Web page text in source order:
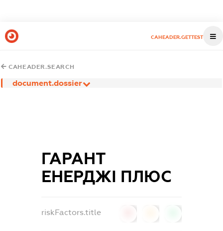
CAHEADER.GETTEST
CAHEADER.SEARCH
document.dossier
ГАРАНТ
ЕНЕРДЖІ ПЛЮС
riskFactors.title